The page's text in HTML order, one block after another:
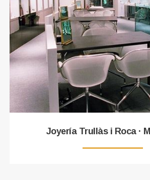
Joyería Trullàs i Roca ·